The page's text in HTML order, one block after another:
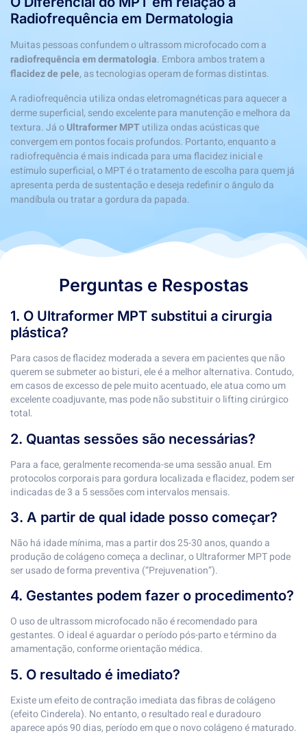
Radiofrequência em Dermatologia
Muitas pessoas confundem o ultrassom microfocado com a
radiofrequência em dermatologia. Embora ambos tratem a
flacidez de pele, as tecnologias operam de formas distintas.
A radiofrequência utiliza ondas eletromagnéticas para aquecer a
derme superficial, sendo excelente para manutenção e melhora da
textura. Já oUltraformer MPTutiliza ondas acústicas que
convergem em pontos focais profundos. Portanto, enquanto a
radiofrequência é mais indicada para uma flacidez inicial e
estímulo superficial, o MPT é o tratamento de escolha para quem já
apresenta perda de sustentação e deseja redefinir o ângulo da
mandíbula ou tratar a gordura da papada.
Perguntas e Respostas
1. O Ultraformer MPT substitui a cirurgia
plástica?
Para casos de flacidez moderada a severa em pacientes que não
querem se submeter ao bisturi, ele é a melhor alternativa. Contudo,
em casos de excesso de pele muito acentuado, ele atua como um
excelente coadjuvante, mas pode não substituir o lifting cirúrgico
total.
2. Quantas sessões são necessárias?
Para a face, geralmente recomenda-se uma sessão anual. Em
protocolos corporais para gordura localizada e flacidez, podem ser
indicadas de 3 a 5 sessões com intervalos mensais.
3. A partir de qual idade posso começar?
Não há idade mínima, mas a partir dos 25-30 anos, quando a
produção de colágeno começa a declinar, o Ultraformer MPT pode
ser usado de forma preventiva (“Prejuvenation”).
4. Gestantes podem fazer o procedimento?
O uso de ultrassom microfocado não é recomendado para
gestantes. O ideal é aguardar o período pós-parto e término da
amamentação, conforme orientação médica.
5. O resultado é imediato?
Existe um efeito de contração imediata das fibras de colágeno
(efeito Cinderela). No entanto, o resultado real e duradouro
aparece após 90 dias, período em que o novo colágeno é maturado.